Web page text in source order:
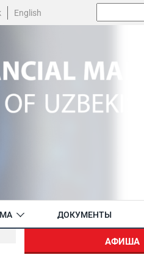
English
ДОКУМЕНТЫ
АФИША